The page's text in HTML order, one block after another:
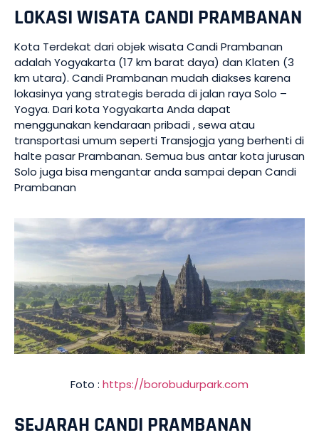
LOKASI WISATA CANDI PRAMBANAN
Kota Terdekat dari objek wisata Candi Prambanan
adalah Yogyakarta (17 km barat daya) dan Klaten (3
km utara). Candi Prambanan mudah diakses karena
lokasinya yang strategis berada di jalan raya Solo –
Yogya. Dari kota Yogyakarta Anda dapat
menggunakan kendaraan pribadi , sewa atau
transportasi umum seperti Transjogja yang berhenti di
halte pasar Prambanan. Semua bus antar kota jurusan
Solo juga bisa mengantar anda sampai depan Candi
Prambanan
Foto : https://borobudurpark.com
SEJARAH CANDI PRAMBANAN